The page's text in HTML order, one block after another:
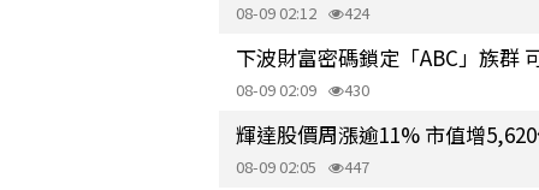
08-09 02:12 424
下波財富密碼鎖定「ABC」族群
08-09 02:09 430
輝達股價周漲逾11% 市值增
08-09 02:05 447